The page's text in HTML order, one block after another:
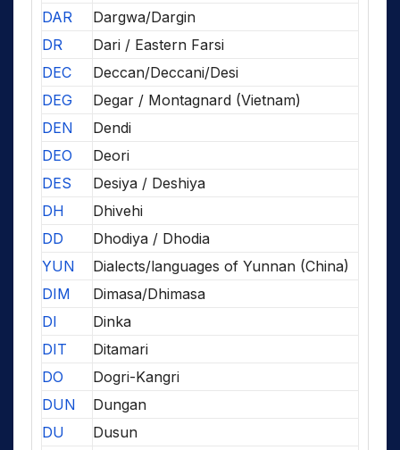
DAR
Dargwa/Dargin
DR
Dari / Eastern Farsi
DEC
Deccan/Deccani/Desi
DEG
Degar / Montagnard (Vietnam)
DEN
Dendi
DEO
Deori
DES
Desiya / Deshiya
DH
Dhivehi
DD
Dhodiya / Dhodia
YUN
Dialects/languages of Yunnan (China)
DIM
Dimasa/Dhimasa
DI
Dinka
DIT
Ditamari
DO
Dogri-Kangri
DUN
Dungan
DU
Dusun